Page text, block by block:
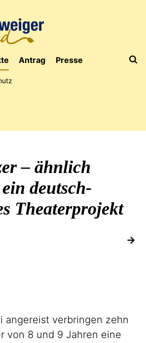
Antrag Presse
– ähnlich
deutsch-
Theaterprojekt
angereist verbringen zehn
von 8 und 9 Jahren eine